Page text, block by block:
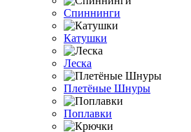
Спиннинги
Катушки
Леска
Плетёные Шнуры
Поплавки